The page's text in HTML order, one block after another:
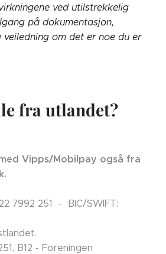
ved utilstrekkelig
på dokumentasjon,
om det er noe du er
fra utlandet?
Vipps/Mobilpay også fra
7992 251 - BIC/SWIFT:
B12 - Foreningen